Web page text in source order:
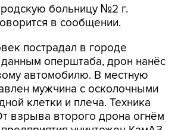
больницу №2 г.
в сообщении.
пострадал в городе
оперштаба, дрон нанёс
автомобилю. В местную
мужчина с осколочными
клетки и плеча. Техника
взрыва второго дрона огнём